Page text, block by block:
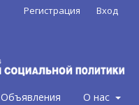
Объявления О нас
Регистрация Вход